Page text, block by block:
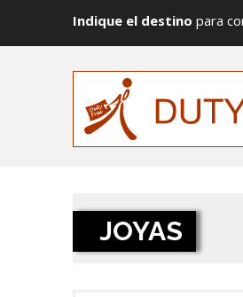
Indique el destino para
JOYAS